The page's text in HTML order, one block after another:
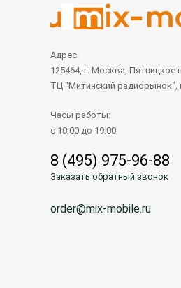
Адрес:
125464, г. Москва, Пятницкое
ТЦ "Митинский радиорынок",
Часы работы:
с 10.00 до 19.00
8 (495) 975-96-88
Заказать обратный звонок
order@mix-mobile.ru